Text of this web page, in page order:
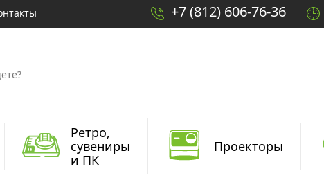
+7 (812) 606-76-36
Ретро,
сувениры
и ПК
Проекторы